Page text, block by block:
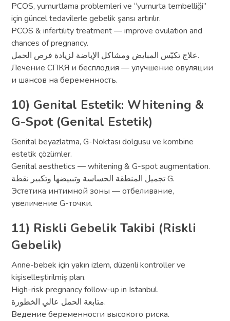
PCOS, yumurtlama problemleri ve “yumurta tembelliği”
için güncel tedavilerle gebelik şansı artırılır.
PCOS & infertility treatment — improve ovulation and
chances of pregnancy.
علاج تكيّس المبايض ومشاكل الإباضة لزيادة فرص الحمل.
Лечение СПКЯ и бесплодия — улучшение овуляции
и шансов на беременность.
10) Genital Estetik: Whitening &
G-Spot (Genital Estetik)
Genital beyazlatma, G-Noktası dolgusu ve kombine
estetik çözümler.
Genital aesthetics — whitening & G-spot augmentation.
تجميل المنطقة الحساسة وتبييضها وتكبير نقطة G.
Эстетика интимной зоны — отбеливание,
увеличение G-точки.
11) Riskli Gebelik Takibi (Riskli
Gebelik)
Anne-bebek için yakın izlem, düzenli kontroller ve
kişiselleştirilmiş plan.
High-risk pregnancy follow-up in Istanbul.
متابعة الحمل عالي الخطورة.
Ведение беременности высокого риска.